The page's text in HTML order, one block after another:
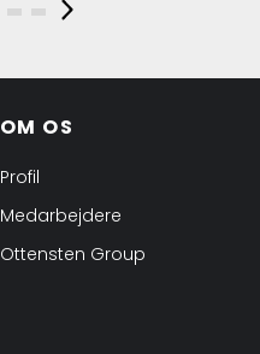
OM OS
Profil
Medarbejdere
Ottensten Group